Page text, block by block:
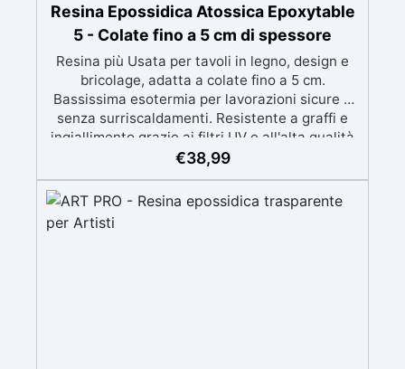
Resina Epossidica Atossica Epoxytable
5 - Colate fino a 5 cm di spessore
Resina più Usata per tavoli in legno, design e
bricolage, adatta a colate fino a 5 cm.
Bassissima esotermia per lavorazioni sicure e
senza surriscaldamenti. Resistente a graffi e
ingiallimento grazie ai filtri UV e all'alta qualità
meccanica. Bassa viscosità per eliminare bolle
BPA/VOC free e certificata per il contatto
prolungato con la pelle.
€38,99